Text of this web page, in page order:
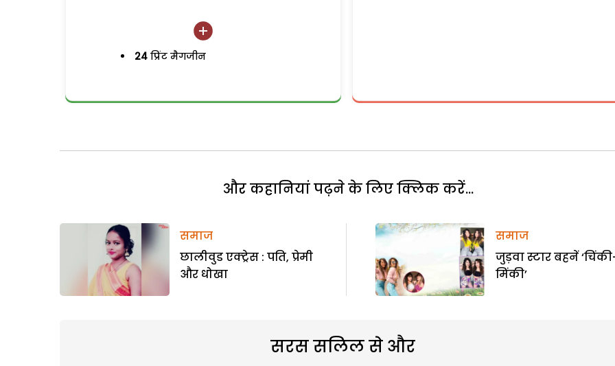
24 प्रिंट मैगजीन
और कहानियां पढ़ने के लिए क्लिक करें...
समाज
छालीवुड एक्ट्रेस : पति, प्रेमी
और धोखा
समाज
जुड़वा स्टार बहनें
मिंकी’
सरस सलिल से और